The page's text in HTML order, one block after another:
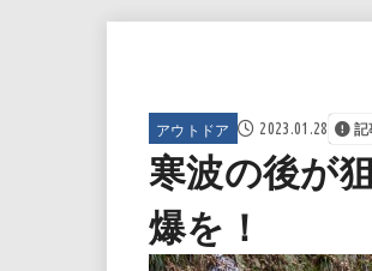
アウトドア 2023.01.28 記
寒波の後が
爆を！